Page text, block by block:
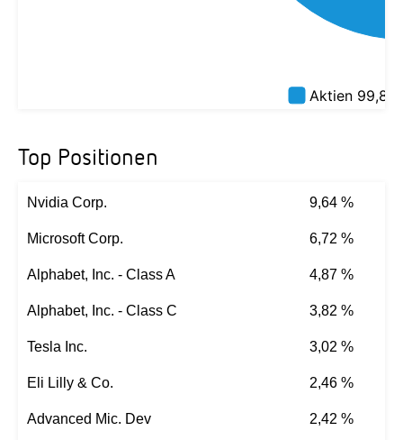
Top Positionen
Nvidia Corp. 9,64 %
Microsoft Corp. 6,72 %
Alphabet, Inc. - Class A 4,87 %
Alphabet, Inc. - Class C 3,82 %
Tesla Inc. 3,02 %
Eli Lilly & Co. 2,46 %
Advanced Mic. Dev 2,42 %